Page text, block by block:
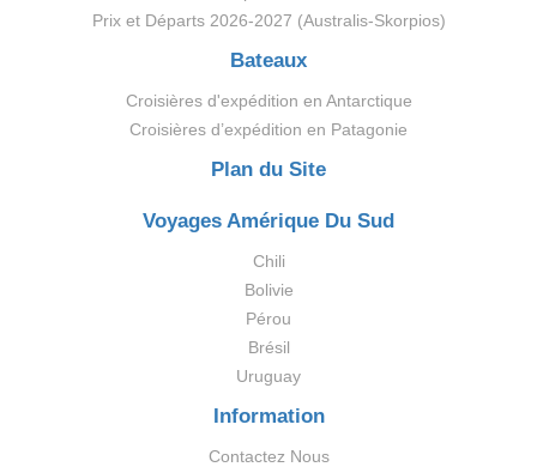
Prix et Départs 2026-2027 (Australis-Skorpios)
Bateaux
Croisières d'expédition en Antarctique
Croisières d’expédition en Patagonie
Plan du Site
Voyages Amérique Du Sud
Chili
Bolivie
Pérou
Brésil
Uruguay
Information
Contactez Nous